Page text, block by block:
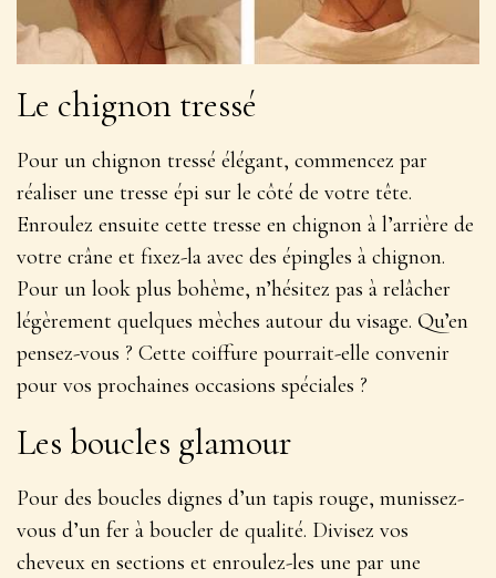
Le chignon tressé
Pour un chignon tressé élégant, commencez par
réaliser une tresse épi sur le côté de votre tête.
Enroulez ensuite cette tresse en chignon à l’arrière de
votre crâne et fixez-la avec des épingles à chignon.
Pour un look plus bohème, n’hésitez pas à relâcher
légèrement quelques mèches autour du visage. Qu’en
pensez-vous ? Cette coiffure pourrait-elle convenir
pour vos prochaines occasions spéciales ?
Les boucles glamour
Pour des boucles dignes d’un tapis rouge, munissez-
vous d’un fer à boucler de qualité. Divisez vos
cheveux en sections et enroulez-les une par une